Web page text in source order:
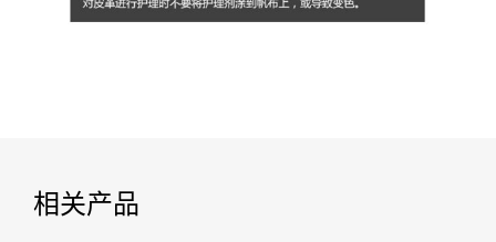
相关产品